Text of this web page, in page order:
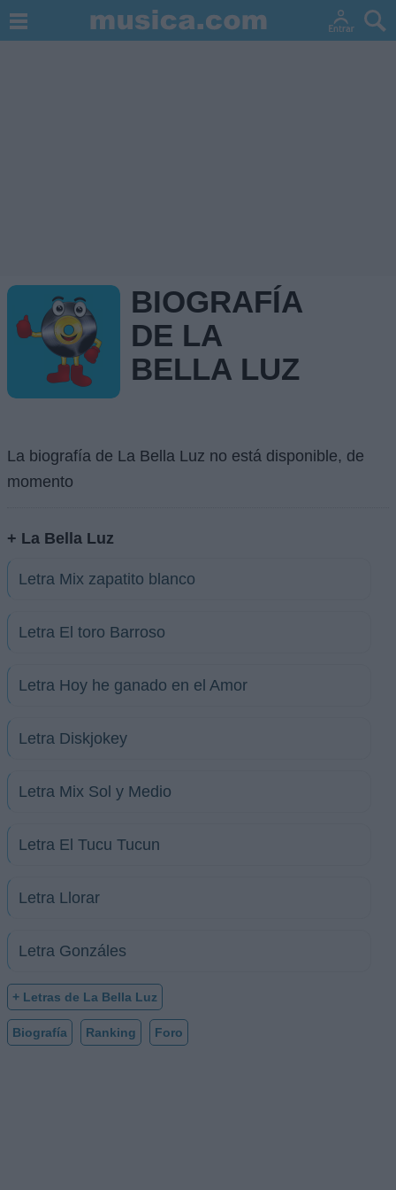
BIOGRAFÍA
DE LA
BELLA LUZ
La biografía de La Bella Luz no está disponible, de
momento
+ La Bella Luz
Letra Mix zapatito blanco
Letra El toro Barroso
Letra Hoy he ganado en el Amor
Letra Diskjokey
Letra Mix Sol y Medio
Letra El Tucu Tucun
Letra Llorar
Letra Gonzáles
+ Letras de La Bella Luz
Biografía Ranking Foro